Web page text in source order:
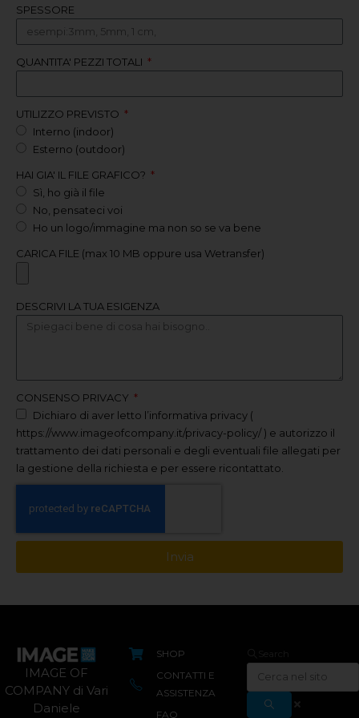
SPESSORE
QUANTITA' PEZZI TOTALI
UTILIZZO PREVISTO
Interno (indoor)
Esterno (outdoor)
HAI GIA' IL FILE GRAFICO?
Sì, ho già il file
No, pensateci voi
Ho un logo/immagine ma non so se va bene
CARICA FILE (max 10 MB oppure usa Wetransfer)
DESCRIVI LA TUA ESIGENZA
CONSENSO PRIVACY
Dichiaro di aver letto l’informativa privacy (
https://www.imageofcompany.it/privacy-policy/ ) e autorizzo il
trattamento dei dati personali e degli eventuali file allegati per
la gestione della richiesta e per essere ricontattato.
Invia
IMAGE OF
COMPANY di Vari
Daniele
SHOP
CONTATTI E
ASSISTENZA
FAQ